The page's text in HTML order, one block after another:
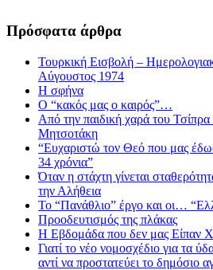
Πρόσφατα άρθρα
Τουρκική Εισβολή –
Αύγουστος 1974
Η σφήνα
Ο “κακός μας ο καιρός”…
Από την παιδική χαρά του
Μητσοτάκη
“Ευχαριστώ τον Θεό που μας
34 χρόνια”
Όταν η στάχτη γίνεται
την Αλήθεια
Το “Πανάθλιο” έργο και οι…
Προοδευτισμός της πλάκας
Η Εβδομάδα που δεν μας Είπαν
Γιατί το νέο νομοσχέδιο για τα
αντί να προστατεύει το δημόσιο